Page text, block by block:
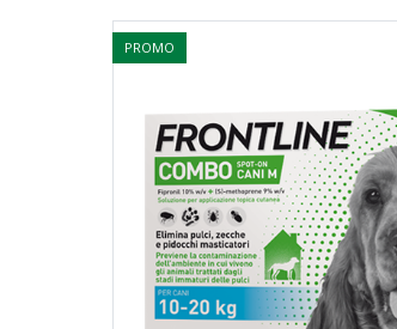
PROMO